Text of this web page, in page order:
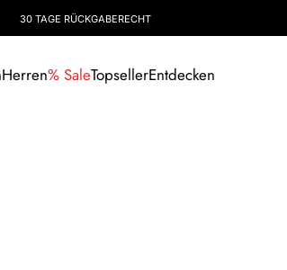
30 TAGE RÜCKGABERECHT
Herren% SaleTopsellerEntdecken